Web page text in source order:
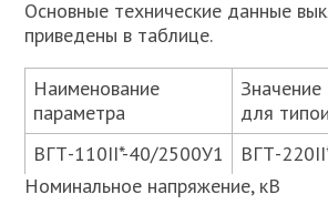
Основные технические данные
приведены в таблице.
Наименование
параметра
для
ВГТ-110II*-40/2500У1
ВГТ-
Номинальное напряжение, кВ